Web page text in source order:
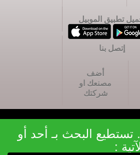
تطبيق الموبيل
إتصل بنا
أضف
مصنعك او
شركتك
البحث بـ أحد أو
: